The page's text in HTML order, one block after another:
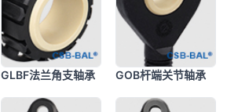
GLBF法兰角支轴承 GOB杆端关节轴承